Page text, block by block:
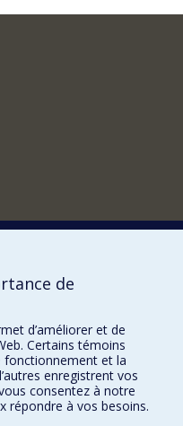
de
d’améliorer et de
Certains témoins
fonctionnement et la
enregistrent vos
consentez à notre
répondre à vos besoins.